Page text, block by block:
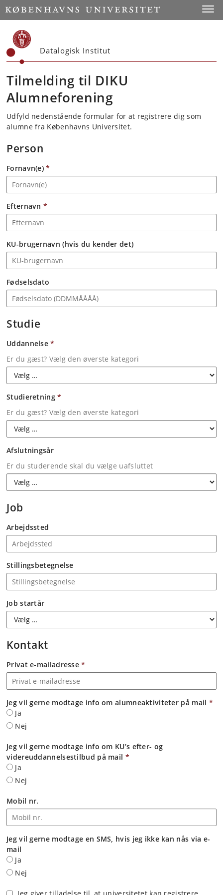
Start
Datalogisk Institut
Tilmelding til DIKU
Alumneforening
Udfyld nedenstående formular for at registrere dig som
alumne fra Københavns Universitet.
Person
Fornavn(e)*
Efternavn *
KU-brugernavn (hvis du kender det)
Fødselsdato
Studie
Uddannelse*
Er du gæst? Vælg den øverste kategori
Studieretning*
Er du gæst? Vælg den øverste kategori
Afslutningsår
Er du studerende skal du vælge uafsluttet
Job
Arbejdssted
Stillingsbetegnelse
Job startår
Kontakt
Privat e-mailadresse*
Jeg vil gerne modtage info om alumneaktiviteter på mail *
Ja
Nej
Jeg vil gerne modtage info om KU’s efter- og
videreuddannelsestilbud på mail *
Ja
Nej
Mobil nr.
Jeg vil gerne modtage en SMS, hvis jeg ikke kan nås via e-
mail
Ja
Nej